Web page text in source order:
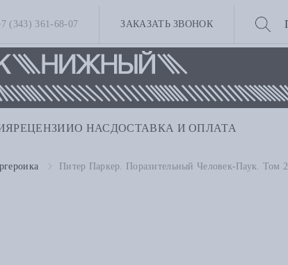
(343) 361-68-07 ЗАКАЗАТЬ ЗВОНОК
РЕЦЕНЗИИО НАС ДОСТАВКА И ОПЛАТА
Питер Паркер. Поразительный Человек-Паук. Том